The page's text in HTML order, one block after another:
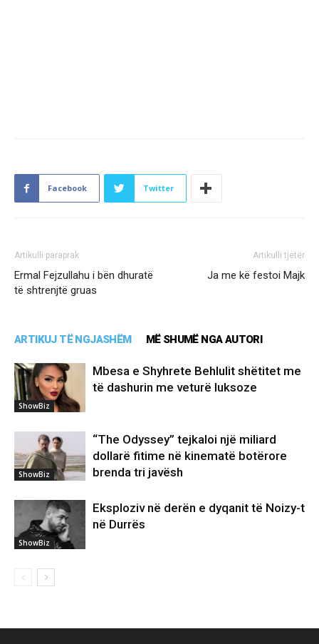
Facebook Twitter
Artikulli paraprak
Ermal Fejzullahu i bën dhuratë
të shtrenjtë gruas
Artikulli tjetër
Ja me kë festoi Majk
ARTIKUJ TË NGJASHËM MË SHUMË NGA AUTORI
ShowBiz
Mbesa e Shyhrete Behlulit shëtitet me
të dashurin me veturë luksoze
ShowBiz
“The Odyssey” tejkaloi një miliard
dollarë fitime në kinematë botërore
brenda tri javësh
ShowBiz
Eksploziv në derën e dyqanit të Noizy-t
në Durrës